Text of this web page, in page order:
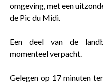
omgeving, met een
de Pic du Midi.
Een deel van de
momenteel verpacht.
Gelegen op 17 minuten